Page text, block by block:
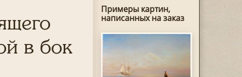
Примеры картин,
написанных на заказ
в бок